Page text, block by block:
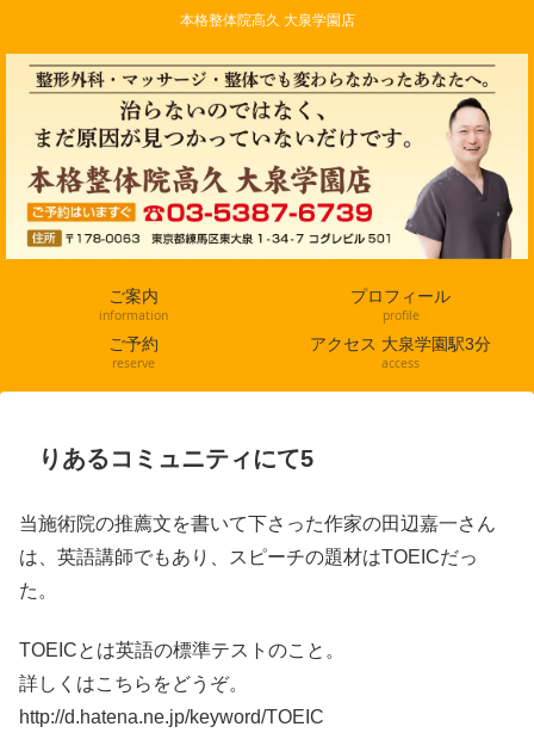
本格整体院高久 大泉学園店
ご案内
information
プロフィール
profile
ご予約
reserve
アクセス 大泉学園駅3分
access
りあるコミュニティにて5
当施術院の推薦文を書いて下さった作家の田辺嘉一さん
は、英語講師でもあり、スピーチの題材はTOEICだっ
た。
TOEICとは英語の標準テストのこと。
詳しくはこちらをどうぞ。
http://d.hatena.ne.jp/keyword/TOEIC